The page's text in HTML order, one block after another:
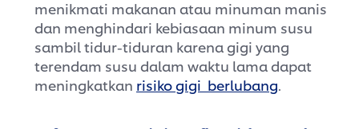
menikmati makanan atau minuman manis
dan menghindari kebiasaan minum susu
sambil tidur-tiduran karena gigi yang
terendam susu dalam waktu lama dapat
meningkatkan risiko gigi berlubang.